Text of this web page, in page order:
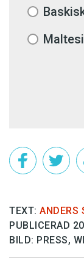
TEXT: ANDERS
PUBLICERAD
BILD: PRESS,